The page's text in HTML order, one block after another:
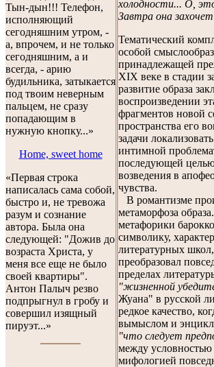
Тын-дын!!! Телефон,
исполняющий
сегодняшним утром, -
а, впрочем, и не только
сегодняшним, а и
всегда, - арию
будильника, затыкается
под твоим неверным
пальцем, не сразу
попадающим в
нужную кнопку...»
Home, sweet home
«Первая строка
написалась сама собой,
быстро и, не тревожа
разум и сознание
автора. Была она
следующей: "Дожив до
возраста Христа, у
меня все еще не было
своей квартиры".
Антон Палыч резво
подпрыгнул в гробу и
совершил изящный
пируэт...»
холодности... О,
Завтра она
Тематический
особой
принадлежащей
XIX веке в стадии
развитие образа
воспроизведении
фрагментов новой
пространства его
задачи
интимной
последующей
возведения в
чувства.
В романтизме
метаморфоза
метафорики
символику,
литературных
преобразовал
пределах
"жизненной
Жуана" в русской
редкое качество,
вымыслом и
"что следует
между
мифологией